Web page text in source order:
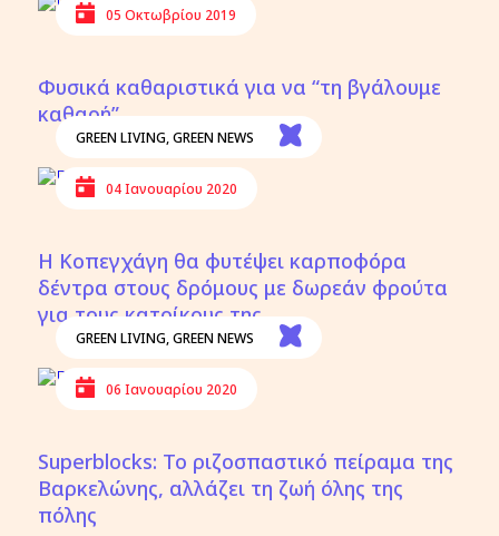
05 Οκτωβρίου 2019
Φυσικά καθαριστικά για να “τη βγάλουμε
καθαρή”
GREEN LIVING,GREEN NEWS
04 Ιανουαρίου 2020
Η Κοπεγχάγη θα φυτέψει καρποφόρα
δέντρα στους δρόμους με δωρεάν φρούτα
για τους κατοίκους της
GREEN LIVING,GREEN NEWS
06 Ιανουαρίου 2020
Superblocks: Το ριζοσπαστικό πείραμα της
Βαρκελώνης, αλλάζει τη ζωή όλης της
πόλης